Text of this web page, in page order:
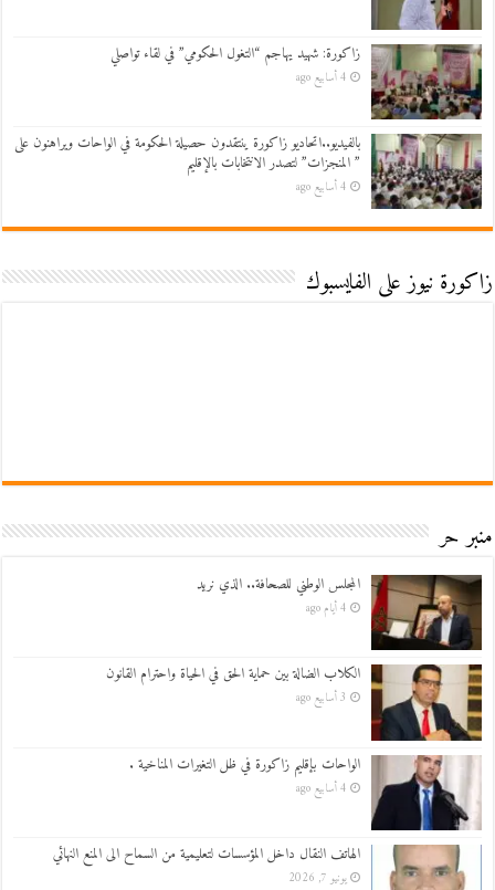
زاكورة: شهيد يهاجم “التغول الحكومي” في لقاء تواصلي
4 أسابيع ago
بالفيديو..اتحاديو زاكورة ينتقدون حصيلة الحكومة في الواحات ويراهنون على
” المنجزات” لتصدر الانتخابات بالإقليم
4 أسابيع ago
زاكورة نيوز على الفايسبوك
منبر حر
المجلس الوطني للصحافة.. الذي نريد
4 أيام ago
الكلاب الضالة بين حماية الحق في الحياة واحترام القانون
3 أسابيع ago
الواحات بإقليم زاكورة في ظل التغيرات المناخية .
4 أسابيع ago
الهاتف النقال داخل المؤسسات لتعليمية من السماح الى المنع النهائي
يونيو 7, 2026